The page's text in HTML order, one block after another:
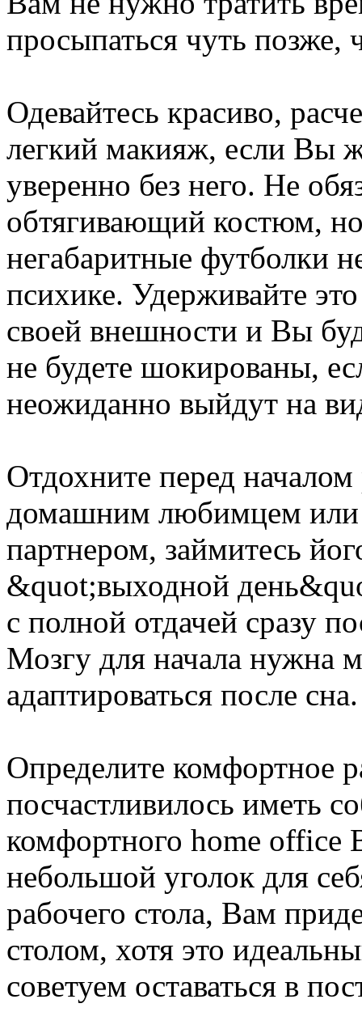
просыпаться чуть позже,
Одевайтесь красиво,
легкий макияж, если Вы
уверенно без него. Не
обтягивающий костюм,
негабаритные футболки
психике. Удерживайте
своей внешности и Вы
не будете шокированы,
неожиданно выйдут на
Отдохните перед
домашним любимцем или
партнером, займитесь
&quot;выходной
с полной отдачей сразу
Мозгу для начала нужна
адаптироваться после сна.
Определите комфортное
посчастливилось иметь
комфортного home office
небольшой уголок для
рабочего стола, Вам
столом, хотя это
советуем оставаться в